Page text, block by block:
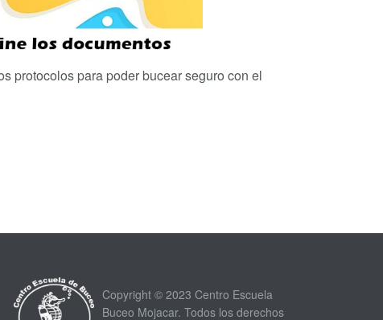
protocolos para poder bucear seguro con el
Copyright © 2023 Centro Escuela
Buceo Mojacar. Todos los derechos